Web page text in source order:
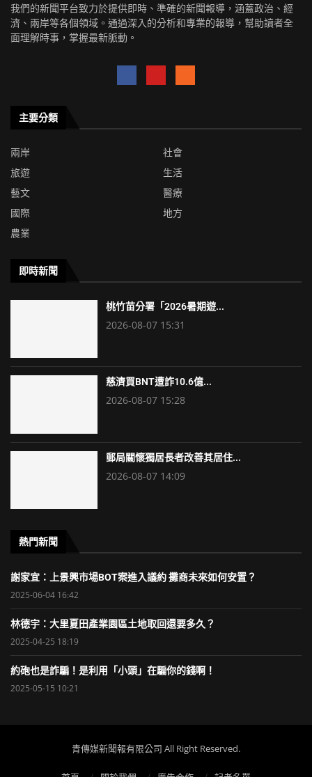
我們的新聞平台致力於提供即時、準確的新聞報導，涵蓋政治、經
濟、兩岸等各個領域。通過深入的分析和專業的報導，幫助讀者全
面理解時事，掌握最新脈動。
主要分類
兩岸
社會
旅遊
生活
藝文
醫療
國際
地方
農業
即時新聞
桃竹苗分署「2026暑期遊...
2026-08-07 15:31
慈濟買BNT遭詐10.6億...
2026-08-07 15:28
郵局關懷獨居長者改善其居住...
2026-08-07 14:09
熱門新聞
謝家宜：上景興市場BOT案進入議約 攤商未來如何安置？
2025-06-04 16:42
林德宇：大里夏田產業園區土地取回還要多久？
2025-04-25 18:19
約砲也是詐騙！是利用「小頭」在騙你的錢啊！
2025-05-15 10:21
青傳媒新聞報有限公司 All Right Reserved.